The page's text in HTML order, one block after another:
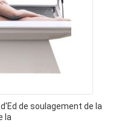
de soulagement de la
la